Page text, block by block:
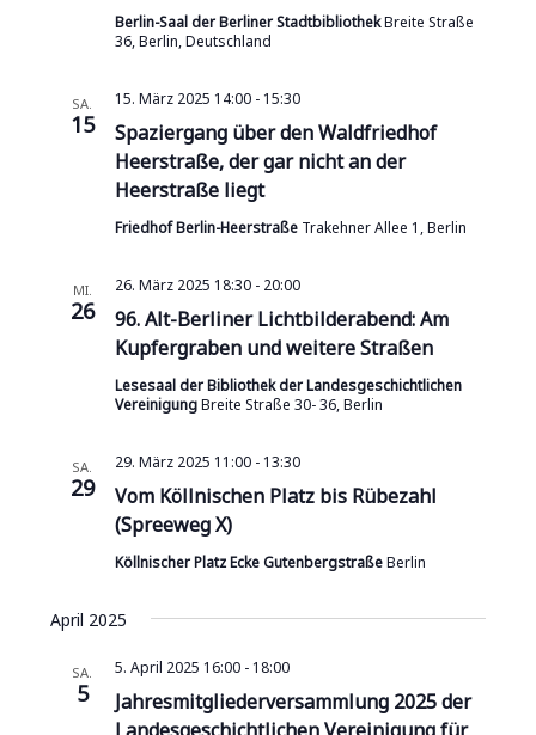
Berlin-Saal der Berliner StadtbibliothekBreite Straße
36, Berlin, Deutschland
SA.
15
Spaziergang über den Waldfriedhof
Heerstraße, der gar nicht an der
Heerstraße liegt
15. März 2025 14:00- 15:30
Friedhof Berlin-Heerstraße Trakehner Allee 1, Berlin
MI.
26
96. Alt-Berliner Lichtbilderabend: Am
Kupfergraben und weitere Straßen
26. März 2025 18:30- 20:00
Lesesaal der Bibliothek der Landesgeschichtlichen
VereinigungBreite Straße 30- 36, Berlin
SA.
29
Vom Köllnischen Platz bis Rübezahl
(Spreeweg X)
29. März 2025 11:00- 13:30
Köllnischer Platz Ecke GutenbergstraßeBerlin
April 2025
SA.
5
Jahresmitgliederversammlung 2025 der
5. April 2025 16:00- 18:00